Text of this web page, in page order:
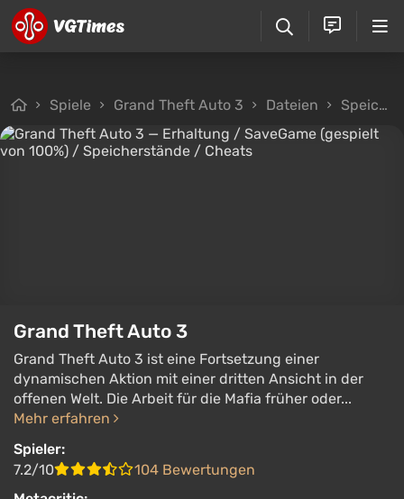
Spiele Grand Theft Auto 3 Dateien Speicherstände
Grand Theft Auto 3
Grand Theft Auto 3 ist eine Fortsetzung einer
dynamischen Aktion mit einer dritten Ansicht in der
offenen Welt. Die Arbeit für die Mafia früher oder...
Mehr erfahren
Spieler:
7.2/10
104 Bewertungen